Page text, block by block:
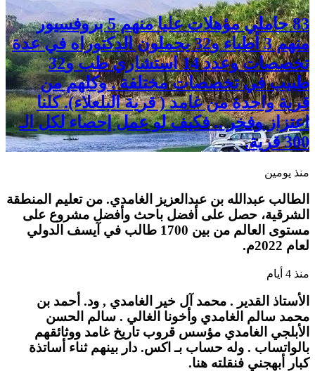
83 حاملي مؤهلات عليا منهم 5 بروفسيور
منهم 3 أطباء و32 يحملون الدكتوراه في عدة
تخصصات وعدد 14 استشاري طب و32
طبيب في تخصصات مختلفة . وكلهم من
قرية واحدة من غامد ( قرية البلعلاء). كلنا
اعتزاز وفخر .. فكيف لو عمل إحصاء لكل الـ
300 قرية.
منذ يومين
الطالب عبدالله بن عبدالعزيز الغامدي. من تعليم المنطقة
الشرقية، حصل على أفضل باحث وأفضل مشروع على
مستوى العالم من بين 1700 طالب في آيسف الدولي
لعام 2022م.
منذ 4 أيام
الأستاذ القدير . محمد آل خير الغامدي , ود. أحمد بن
محمد سالم الغامدي وأخونا الغالي . سالم الحسن
الأبلجي الغامدي مؤسس قروب تاريخ غامد ووثائقهم
بالواتساب . وله حساب بـ اكس. دار بينهم ثناء أساتذة
كبار أبهجني فنقلته هنا.